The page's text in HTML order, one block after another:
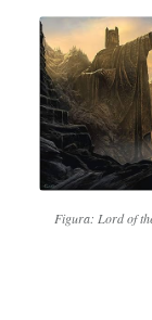
Figura: Lord of